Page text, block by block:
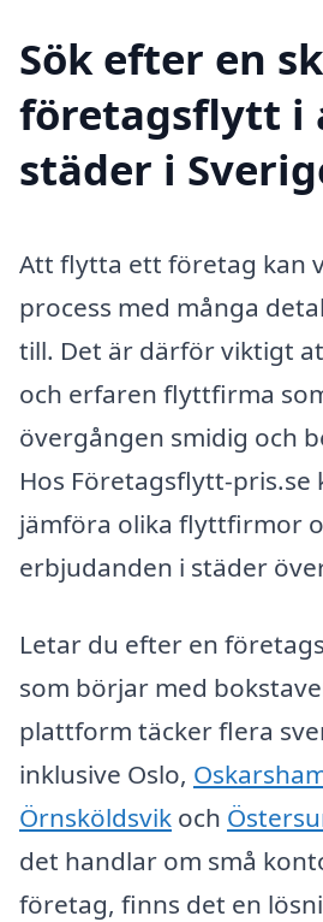
Sök efter en
företagsflytt i
städer i
Att flytta ett företag kan
process med många
till. Det är därför viktigt
och erfaren flyttfirma
övergången smidig och
Hos Företagsflytt-pris.se
jämföra olika flyttfirmor
erbjudanden i städer
Letar du efter en
som börjar med
plattform täcker flera
inklusive Oslo,
Örnsköldsvik och
det handlar om små
företag, finns det en